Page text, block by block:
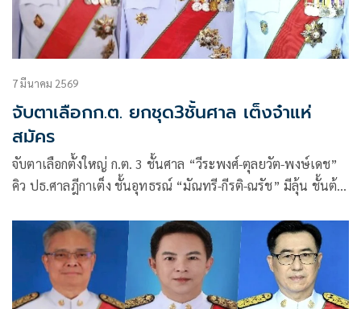
7 มีนาคม 2569
จับตาเลือกก.ต. ยกชุด3ชั้นศาล เต็งจ๋าแห่
สมัคร
จับตาเลือกตั้งใหญ่ ก.ต. 3 ชั้นศาล “วีระพงศ์-ตุลยวัต-พงษ์เดช”
คิว ปธ.ศาลฎีกาเต็ง ชั้นอุทธรณ์ “มัณทรี-กีรติ-ณรัช” มีลุ้น ชั้นต้น